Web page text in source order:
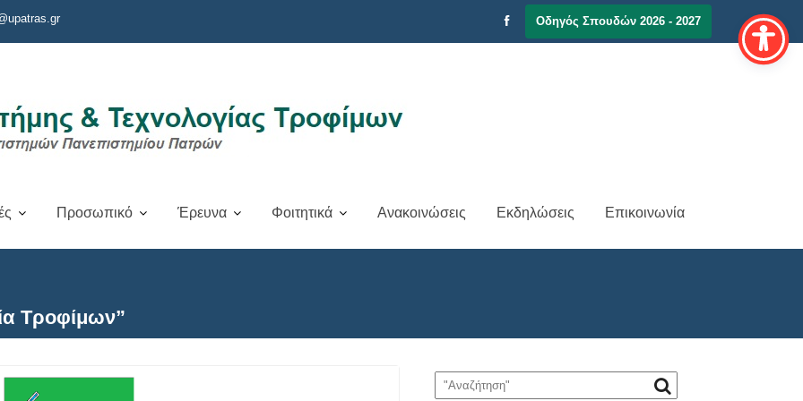
Οδηγός Σπουδών 2026 - 2027
Προσωπικό Έρευνα Φοιτητικά Ανακοινώσεις Εκδηλώσεις Επικοινωνία
Τροφίμων”